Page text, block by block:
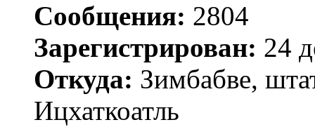
Сообщения: 2804
Зарегистрирован: 24
Откуда: Зимбабве,
Ицхаткоатль